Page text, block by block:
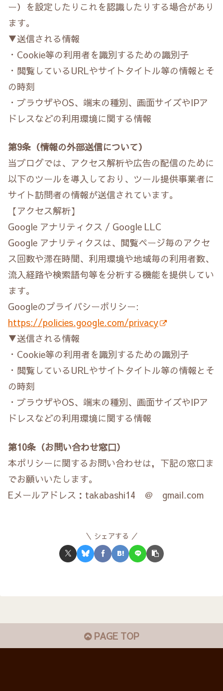
ー）を設定したりこれを認識したりする場合があり
ます。
▼送信される情報
・Cookie等の利用者を識別するための識別子
・閲覧しているURLやサイトタイトル等の情報とそ
の時刻
・ブラウザやOS、端末の種別、画面サイズやIPア
ドレスなどの利用環境に関する情報
第9条（情報の外部送信について）
当ブログでは、アクセス解析や広告の配信のために
以下のツールを導入しており、ツール提供事業者に
サイト訪問者の情報が送信されています。
【アクセス解析】
Google アナリティクス / Google LLC
Google アナリティクスは、閲覧ページ毎のアクセ
ス回数や滞在時間、利用環境や地域毎の利用者数、
流入経路や検索語句等を分析する機能を提供してい
ます。
Googleのプライバシーポリシー:
https://policies.google.com/privacy
▼送信される情報
・Cookie等の利用者を識別するための識別子
・閲覧しているURLやサイトタイトル等の情報とそ
の時刻
・ブラウザやOS、端末の種別、画面サイズやIPア
ドレスなどの利用環境に関する情報
第10条（お問い合わせ窓口）
本ポリシーに関するお問い合わせは，下記の窓口ま
でお願いいたします。
Eメールアドレス：takabashi14 ＠ gmail.com
シェアする
PAGE TOP